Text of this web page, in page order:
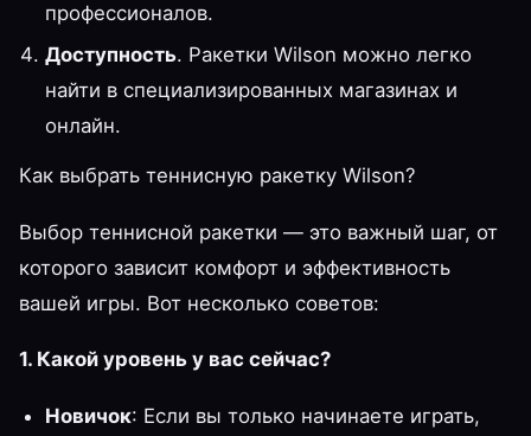
профессионалов.
Доступность. Ракетки Wilson можно легко
найти в специализированных магазинах и
онлайн.
Как выбрать теннисную ракетку Wilson?
Выбор теннисной ракетки — это важный шаг, от
которого зависит комфорт и эффективность
вашей игры. Вот несколько советов:
1. Какой уровень у вас сейчас?
Новичок: Если вы только начинаете играть,